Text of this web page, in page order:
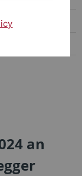
an